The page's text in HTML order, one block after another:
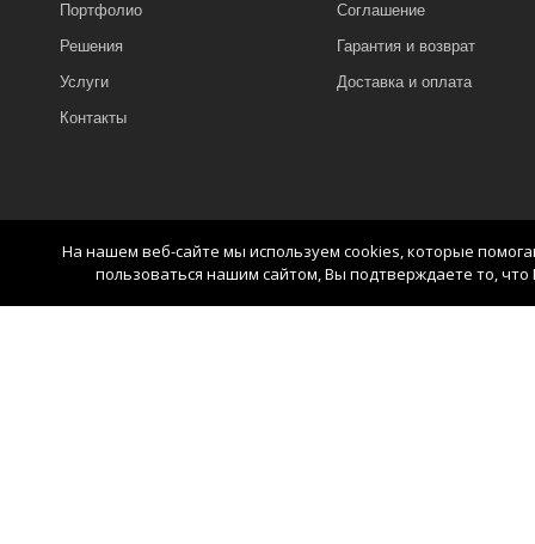
Портфолио
Решения
Услуги
Контакты
Соглашение
Гарантия и возврат
Доставка и оплата
На нашем веб-сайте мы используем cookies, которые
пользоваться нашим сайтом, Вы подтверждаете то,